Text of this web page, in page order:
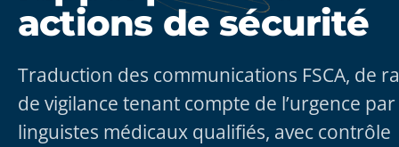
actions de sécurité
Traduction des communications FSCA, de
de vigilance tenant compte de l’urgence
linguistes médicaux qualifiés, avec contrôle